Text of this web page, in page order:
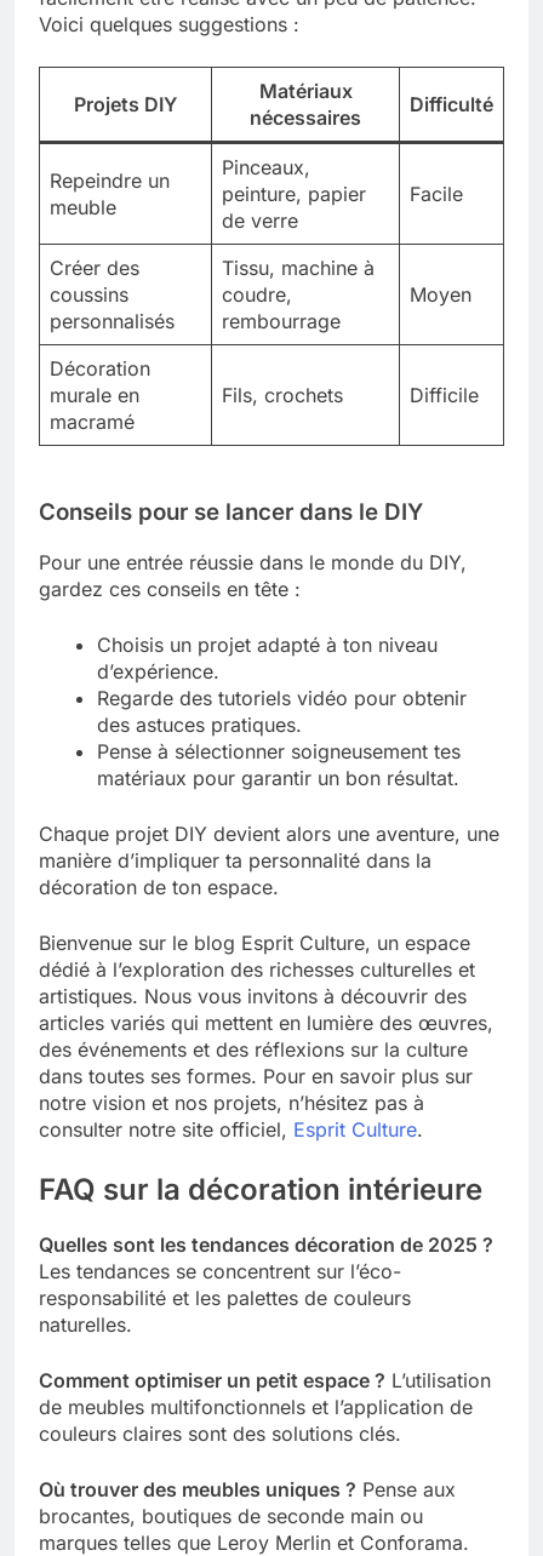
Voici quelques suggestions :
Projets DIY
Matériaux
nécessaires
Difficulté
Repeindre un
meuble
Pinceaux,
peinture, papier
de verre
Facile
Créer des
coussins
personnalisés
Tissu, machine à
coudre,
rembourrage
Moyen
Décoration
murale en
macramé
Fils, crochets Difficile
Conseils pour se lancer dans le DIY
Pour une entrée réussie dans le monde du DIY,
gardez ces conseils en tête :
Choisis un projet adapté à ton niveau
d’expérience.
Regarde des tutoriels vidéo pour obtenir
des astuces pratiques.
Pense à sélectionner soigneusement tes
matériaux pour garantir un bon résultat.
Chaque projet DIY devient alors une aventure, une
manière d’impliquer ta personnalité dans la
décoration de ton espace.
Bienvenue sur le blog Esprit Culture, un espace
dédié à l’exploration des richesses culturelles et
artistiques. Nous vous invitons à découvrir des
articles variés qui mettent en lumière des œuvres,
des événements et des réflexions sur la culture
dans toutes ses formes. Pour en savoir plus sur
notre vision et nos projets, n’hésitez pas à
consulter notre site officiel, Esprit Culture.
FAQ sur la décoration intérieure
Quelles sont les tendances décoration de 2025 ?
Les tendances se concentrent sur l’éco-
responsabilité et les palettes de couleurs
naturelles.
Comment optimiser un petit espace ? L’utilisation
de meubles multifonctionnels et l’application de
couleurs claires sont des solutions clés.
Où trouver des meubles uniques ? Pense aux
brocantes, boutiques de seconde main ou
marques telles que Leroy Merlin et Conforama.